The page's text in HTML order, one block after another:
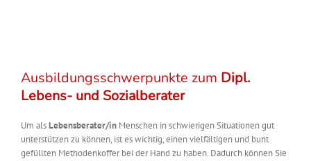
Ausbildungsschwerpunkte zum Dipl.
Lebens- und Sozialberater
Um alsLebensberater/in Menschen in schwierigen Situationen gut
unterstützen zu können, ist es wichtig, einen vielfältigen und bunt
gefüllten Methodenkoffer bei der Hand zu haben. Dadurch können Sie